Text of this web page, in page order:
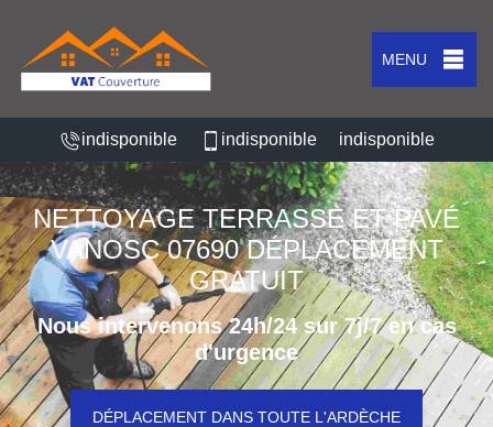
MENU
indisponible indisponible indisponible
NETTOYAGE TERRASSE ET PAVÉ
VANOSC 07690 DÉPLACEMENT
GRATUIT
Nous intervenons 24h/24 sur 7j/7 en cas
d'urgence
DÉPLACEMENT DANS TOUTE L'ARDÈCHE